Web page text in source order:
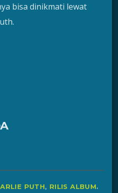
bisa dinikmati lewat
PUTH, RILIS ALBUM.